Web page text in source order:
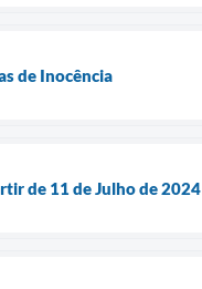
de Inocência
de 11 de Julho de 2024